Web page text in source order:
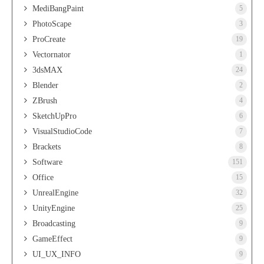
MediBangPaint 5
PhotoScape 3
ProCreate 19
Vectornator 1
3dsMAX 24
Blender 2
ZBrush 4
SketchUpPro 6
VisualStudioCode 7
Brackets 8
Software 151
Office 15
UnrealEngine 32
UnityEngine 25
Broadcasting 9
GameEffect 9
UI_UX_INFO 9